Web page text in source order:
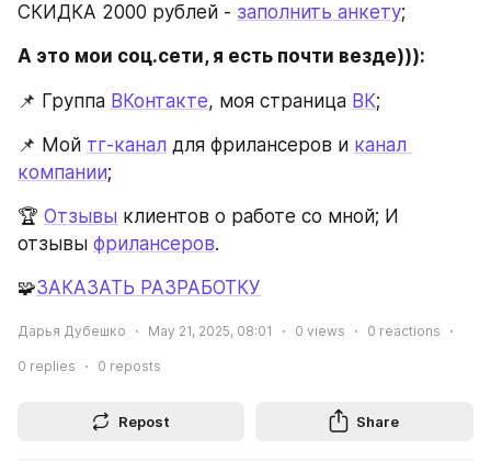
СКИДКА 2000 рублей - заполнить анкету;
А это мои соц.сети, я есть почти везде))):
📌 Группа ВКонтакте, моя страница ВК;
📌 Мой тг-канал для фрилансеров и канал
компании;
🏆 Отзывы клиентов о работе со мной; И
отзывы фрилансеров.
🧩ЗАКАЗАТЬ РАЗРАБОТКУ
Дарья Дубешко May 21, 2025, 08:01 0 views 0 reactions
0 replies 0 reposts
Repost Share